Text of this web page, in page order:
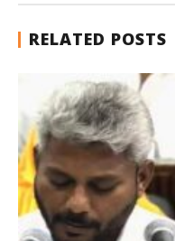
RELATED POSTS